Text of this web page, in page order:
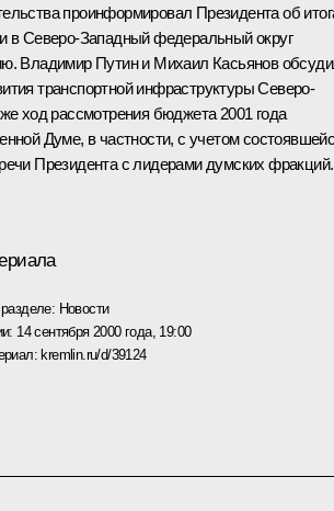
проинформировал Президента об
в Северо-Западный федеральный округ
Владимир Путин и Михаил Касьянов
транспортной инфраструктуры Северо-
ход рассмотрения бюджета 2001 года
Думе, в частности, с учетом
Президента с лидерами думских фракций.
Новости
14 сентября 2000 года, 19:00
kremlin.ru/d/39124